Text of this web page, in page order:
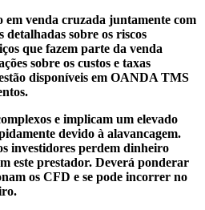
em venda cruzada juntamente com
sobre os riscos
que fazem parte da venda
sobre os custos e taxas
estão disponíveis em OANDA TMS
e implicam um elevado
devido à alavancagem.
investidores perdem dinheiro
este prestador. Deverá ponderar
os CFD e se pode incorrer no